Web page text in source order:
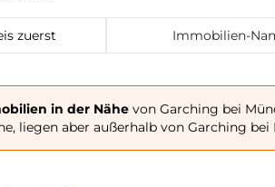
zuerst Immobilien-
in der Nähe von Garching bei
liegen aber außerhalb von Garching bei